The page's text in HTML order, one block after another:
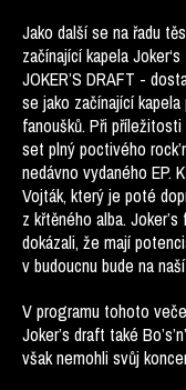
Jako další se na řadu
začínající kapela
JOKER’S DRAFT -
se jako začínající
fanoušků. Při
set plný poctivého
nedávno vydaného EP.
Vojták, který je poté
z křtěného alba.
dokázali, že mají
v budoucnu bude na
V programu tohoto
Joker’s draft také
však nemohli svůj